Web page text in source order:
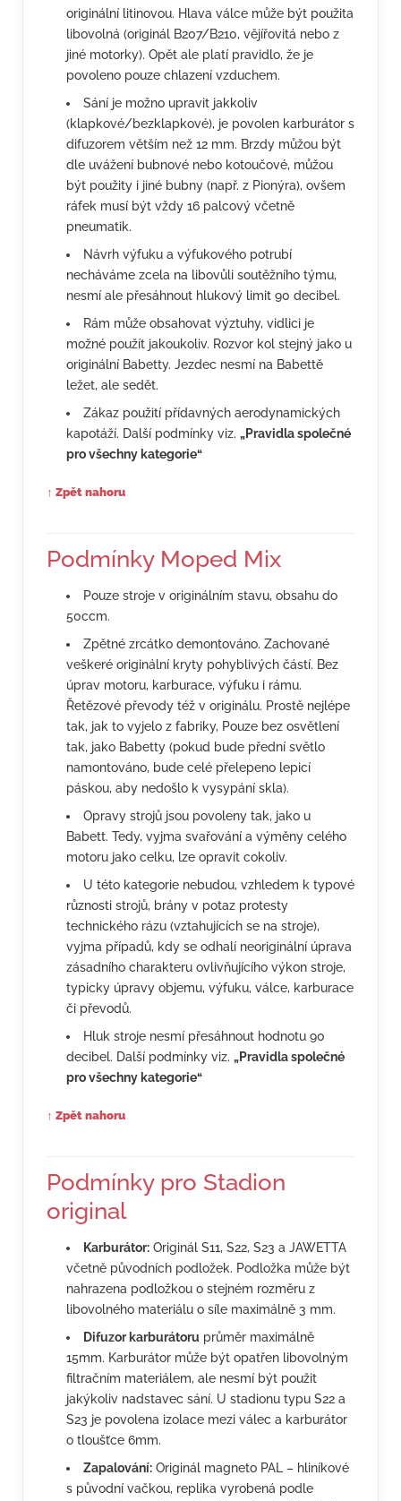
originální litinovou. Hlava válce může být použita
libovolná (originál B207/B210, vějířovitá nebo z
jiné motorky). Opět ale platí pravidlo, že je
povoleno pouze chlazení vzduchem.
Sání je možno upravit jakkoliv
(klapkové/bezklapkové), je povolen karburátor s
difuzorem větším než 12 mm. Brzdy můžou být
dle uvážení bubnové nebo kotoučové, můžou
být použity i jiné bubny (např. z Pionýra), ovšem
ráfek musí být vždy 16 palcový včetně
pneumatik.
Návrh výfuku a výfukového potrubí
necháváme zcela na libovůli soutěžního týmu,
nesmí ale přesáhnout hlukový limit 90 decibel.
Rám může obsahovat výztuhy, vidlici je
možné použít jakoukoliv. Rozvor kol stejný jako u
originální Babetty. Jezdec nesmí na Babettě
ležet, ale sedět.
Zákaz použití přídavných aerodynamických
kapotáží. Další podmínky viz. „Pravidla společné
pro všechny kategorie“
↑ Zpět nahoru
Podmínky Moped Mix
Pouze stroje v originálním stavu, obsahu do
50ccm.
Zpětné zrcátko demontováno. Zachované
veškeré originální kryty pohyblivých částí. Bez
úprav motoru, karburace, výfuku i rámu.
Řetězové převody též v originálu. Prostě nejlépe
tak, jak to vyjelo z fabriky, Pouze bez osvětlení
tak, jako Babetty (pokud bude přední světlo
namontováno, bude celé přelepeno lepicí
páskou, aby nedošlo k vysypání skla).
Opravy strojů jsou povoleny tak, jako u
Babett. Tedy, vyjma svařování a výměny celého
motoru jako celku, lze opravit cokoliv.
U této kategorie nebudou, vzhledem k typové
různosti strojů, brány v potaz protesty
technického rázu (vztahujících se na stroje),
vyjma případů, kdy se odhalí neoriginální úprava
zásadního charakteru ovlivňujícího výkon stroje,
typicky úpravy objemu, výfuku, válce, karburace
či převodů.
Hluk stroje nesmí přesáhnout hodnotu 90
decibel. Další podmínky viz. „Pravidla společné
pro všechny kategorie“
↑ Zpět nahoru
Podmínky pro Stadion
original
Karburátor: Originál S11, S22, S23 a JAWETTA
včetně původních podložek. Podložka může být
nahrazena podložkou o stejném rozměru z
libovolného materiálu o síle maximálně 3 mm.
Difuzor karburátoru průměr maximálně
15mm. Karburátor může být opatřen libovolným
filtračním materiálem, ale nesmí být použit
jakýkoliv nadstavec sání. U stadionu typu S22 a
S23 je povolena izolace mezi válec a karburátor
o tloušťce 6mm.
Zapalování: Originál magneto PAL – hliníkové
s původní vačkou, replika vyrobená podle